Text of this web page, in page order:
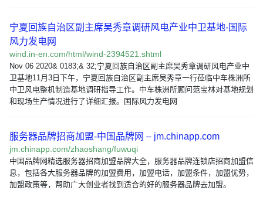
宁夏回族自治区副主席吴秀章调研风电产业中卫基地-国际
风力发电网
wind.in-en.com/html/wind-2394521.shtml
Nov 06 2020& 0183;& 32;宁夏回族自治区副主席吴秀章调研风电产业中
卫基地11月3日下午，宁夏回族自治区副主席吴秀章一行莅临中车株洲所
中卫风电整机制造基地调研指导工作。中车株洲所顾问范宝林对基地规划
和现场生产情况进行了详细汇报。国际风力发电网
服务器品牌招商加盟-中国品牌网 – jm.chinapp.com
jm.chinapp.com/zhaoshang/fuwuqi
中国品牌网精选服务器招商加盟品牌大全，服务器品牌连锁店招商加盟信
息，包括各大服务器品牌的加盟费用，加盟电话，加盟条件，加盟优势，
加盟政策等，帮助广大创业者找到适合的好的服务器品牌去加盟。